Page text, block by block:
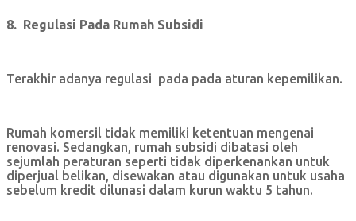
8. Regulasi Pada Rumah Subsidi
Terakhir adanya regulasi pada pada aturan kepemilikan.
Rumah komersil tidak memiliki ketentuan mengenai
renovasi. Sedangkan, rumah subsidi dibatasi oleh
sejumlah peraturan seperti tidak diperkenankan untuk
diperjual belikan, disewakan atau digunakan untuk usaha
sebelum kredit dilunasi dalam kurun waktu 5 tahun.